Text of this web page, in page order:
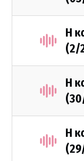
Η
(2/
Η
Η